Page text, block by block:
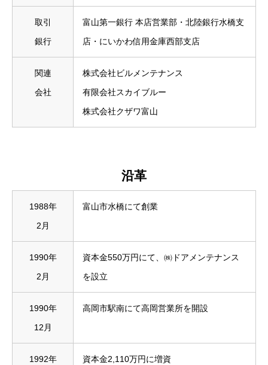
取引
銀行
富山第一銀行 本店営業部・北陸銀行水橋支
店・にいかわ信用金庫西部支店
関連
会社
株式会社ビルメンテナンス
有限会社スカイブルー
株式会社クザワ富山
沿革
1988年
2月
富山市水橋にて創業
1990年
2月
資本金550万円にて、㈱ドアメンテナンス
を設立
1990年
12月
高岡市駅南にて高岡営業所を開設
1992年
資本金2,110万円に増資